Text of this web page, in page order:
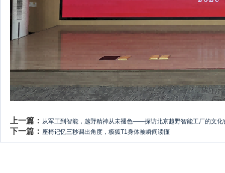
上一篇： 从军工到智能，越野精神从未褪色——探访北京越野智能工厂的文化
下一篇： 座椅记忆三秒调出角度，极狐T1身体被瞬间读懂